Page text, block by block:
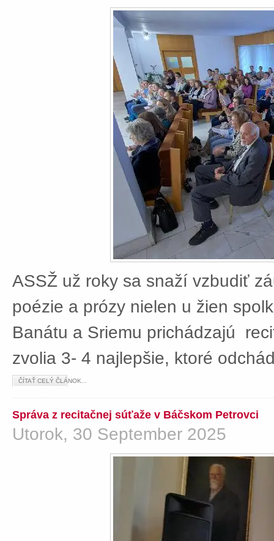
ASSŽ už roky sa snaží vzbudiť
poézie a prózy nielen u žien
Banátu a Sriemu prichádzajú
zvolia 3- 4 najlepšie, ktoré
ČÍTAŤ CELÝ ČLÁNOK...
Správa z recitačnej súťaže v Báčskom Petrovci
Utorok, 30 September 2025